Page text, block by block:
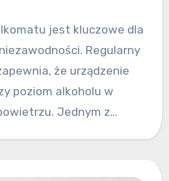
jest kluczowe dla
Regularny
że urządzenie
poziom alkoholu w
Jednym z